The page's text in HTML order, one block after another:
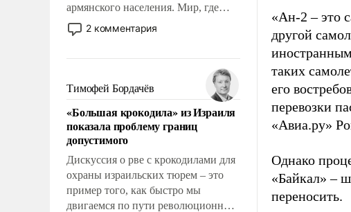
армянского населения. Мир, где
этому населению все должны
просто по определению, где его
беспрекословно оплачиваться за
счет российских
налогоплательщиков, и где за свои
поступки не нужно отвечать.
2 комментария
Тимофей Бордачёв
«Большая крокодила» из Израиля
показала проблему границ
допустимого
Дискуссия о рве с крокодилами для
охраны израильских тюрем – это
пример того, как быстро мы
двигаемся по пути революционных
«Ан-2 – это
другой
таких
его
перевозки
«Авиа.ру»
Однако
«Байкал» –
переносить.